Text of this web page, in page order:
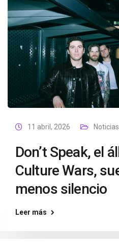
11 abril, 2026 Noticias
Don’t Speak, el
Culture Wars,
menos silencio
Leer más